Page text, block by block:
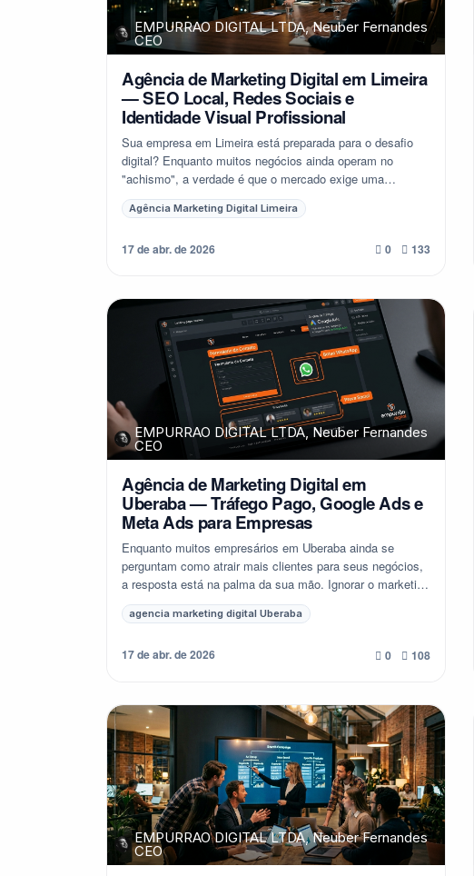
EMPURRAO DIGITAL LTDA, Neuber Fernandes
CEO
Agência de Marketing Digital em Limeira
— SEO Local, Redes Sociais e
Identidade Visual Profissional
Sua empresa em Limeira está preparada para o desafio
digital? Enquanto muitos negócios ainda operam no
"achismo", a verdade é que o mercado exige uma
presença digital robusta, estratégica e profission...
Agência Marketing Digital Limeira
17 de abr. de 2026 0 133
EMPURRAO DIGITAL LTDA, Neuber Fernandes
CEO
Agência de Marketing Digital em
Uberaba — Tráfego Pago, Google Ads e
Meta Ads para Empresas
Enquanto muitos empresários em Uberaba ainda se
perguntam como atrair mais clientes para seus negócios,
a resposta está na palma da sua mão. Ignorar o marketing
digital hoje é o mesmo que fechar as po...
agencia marketing digital Uberaba
17 de abr. de 2026 0 108
EMPURRAO DIGITAL LTDA, Neuber Fernandes
CEO